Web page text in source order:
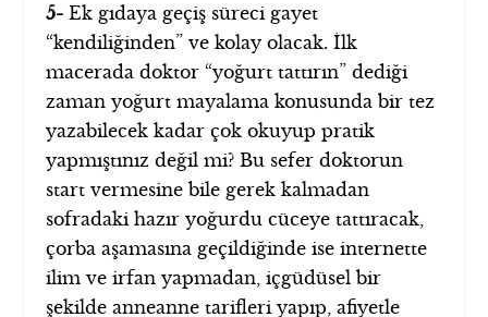
5-Ek gıdaya geçiş süreci gayet
“kendiliğinden” ve kolay olacak. İlk
macerada doktor “yoğurt tattırın” dediği
zaman yoğurt mayalama konusunda bir tez
yazabilecek kadar çok okuyup pratik
yapmıştınız değil mi? Bu sefer doktorun
start vermesine bile gerek kalmadan
sofradaki hazır yoğurdu cüceye tattıracak,
çorba aşamasına geçildiğinde ise internette
ilim ve irfan yapmadan, içgüdüsel bir
şekilde anneanne tarifleri yapıp, afiyetle